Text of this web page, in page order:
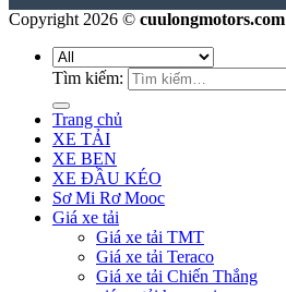
Copyright 2026 © cuulongmotors.com
Tìm kiếm:
Trang chủ
XE TẢI
XE BEN
XE ĐẦU KÉO
Sơ Mi Rơ Mooc
Giá xe tải
Giá xe tải TMT
Giá xe tải Teraco
Giá xe tải Chiến Thắng